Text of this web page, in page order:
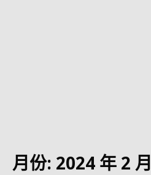
月份: 2024 年 2 月